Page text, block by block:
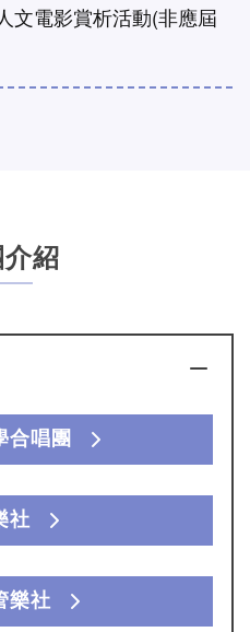
文電影賞析活動(非應屆
紹
合唱團
社
樂社